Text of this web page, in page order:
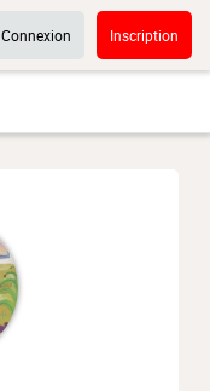
Connexion Inscription